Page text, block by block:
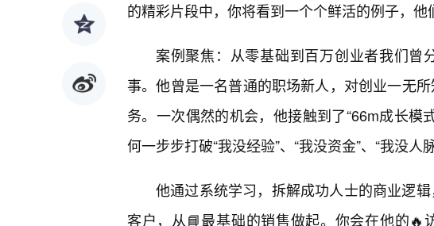
的精彩片段中，你将看到一个个鲜活的例子，他
案例聚焦：从零基础到百万创业者我们曾
事。他曾是一名普通的职场新人，对创业一无
务。一次偶然的机会，他接触到了“66m成长模
何一步步打破“我没经验”、“我没资金”、“我没人
他通过系统学习，拆解成功人士的商业逻
客户，从📘最基础的销售做起。你会在他的🔥